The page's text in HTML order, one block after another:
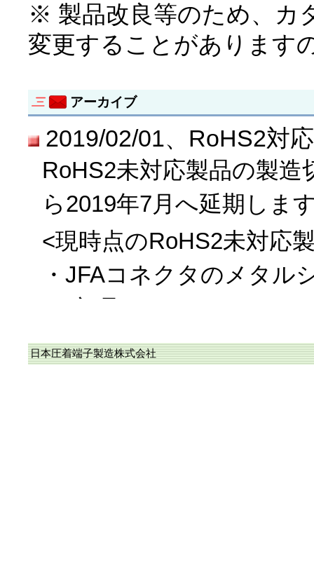
※ 製品改良等のため、カ
変更することがあります
アーカイブ
2019/02/01、RoHS2対
RoHS2未対応製品の製
ら2019年7月へ延期しま
<現時点のRoHS2未対応
・JFAコネクタのメタル
・WPKコネクタを構成
日本圧着端子製造株式会社